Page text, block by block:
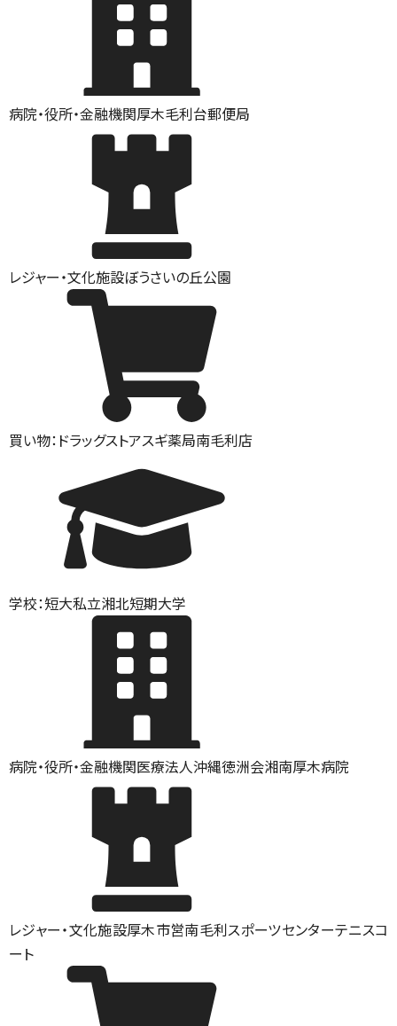
病院・役所・金融機関厚木毛利台郵便局
レジャー・文化施設ぼうさいの丘公園
買い物：ドラッグストアスギ薬局南毛利店
学校：短大私立湘北短期大学
病院・役所・金融機関医療法人沖縄徳洲会湘南厚木病院
レジャー・文化施設厚木市営南毛利スポーツセンターテニスコ
ート